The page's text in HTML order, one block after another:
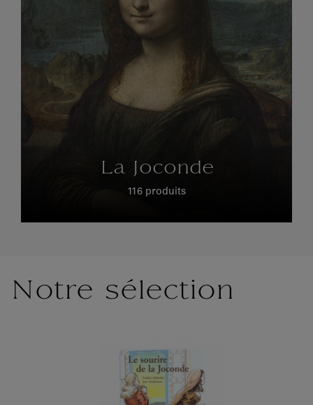
Notre sélection
La Joconde
116 produits